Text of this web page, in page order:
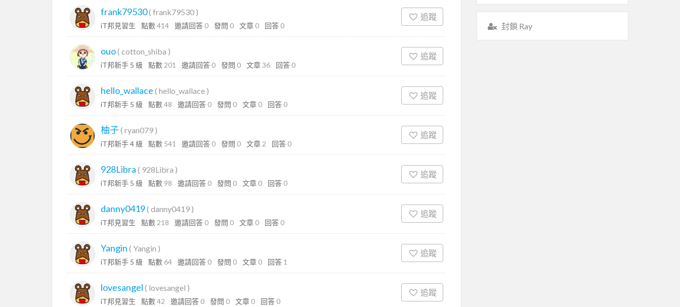
frank79530( frank79530 )
iT邦見習生 點數414 邀請回答 0 發問 0 文章 0 回答 0
追蹤
ouo( cotton_shiba )
iT邦新手 5 級 點數 201 邀請回答 0 發問 0 文章36 回答 0
追蹤
hello_wallace ( hello_wallace )
iT邦新手 5 級 點數48 邀請回答 0 發問 0 文章 0 回答 0
追蹤
柚子( ryan079 )
iT邦新手 4 級 點數 541 邀請回答 0 發問 0 文章 2 回答 0
追蹤
928Libra ( 928Libra )
iT邦新手 5 級 點數 98 邀請回答 0 發問 0 文章 0 回答 0
追蹤
danny0419( danny0419 )
iT邦見習生 點數 218 邀請回答 0 發問 0 文章 0 回答 0
追蹤
Yangin ( Yangin )
iT邦新手 5 級 點數 64 邀請回答 0 發問 0 文章 0 回答 1
追蹤
lovesangel ( lovesangel )
iT邦見習生 點數42 邀請回答 0 發問 0 文章 0 回答 0
追蹤
封鎖 Ray